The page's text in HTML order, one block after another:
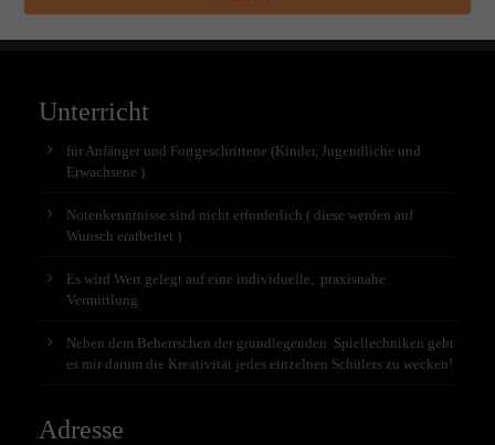
Unterricht
für Anfänger und Fortgeschrittene (Kinder, Jugendliche und
Erwachsene )
Notenkenntnisse sind nicht erforderlich ( diese werden auf
Wunsch erarbeitet )
Es wird Wert gelegt auf eine individuelle, praxisnahe
Vermittlung
Neben dem Beherrschen der grundlegenden Spieltechniken geht
es mir darum die Kreativität jedes einzelnen Schülers zu wecken!
Adresse